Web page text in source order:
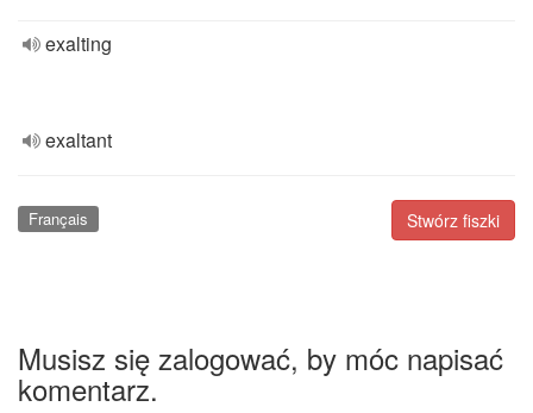
exalting
exaltant
Stwórz fiszki
Français
Musisz się zalogować, by móc napisać
komentarz.